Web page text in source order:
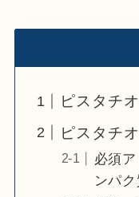
ピスタチ
ピスタチ
必須
ンパ